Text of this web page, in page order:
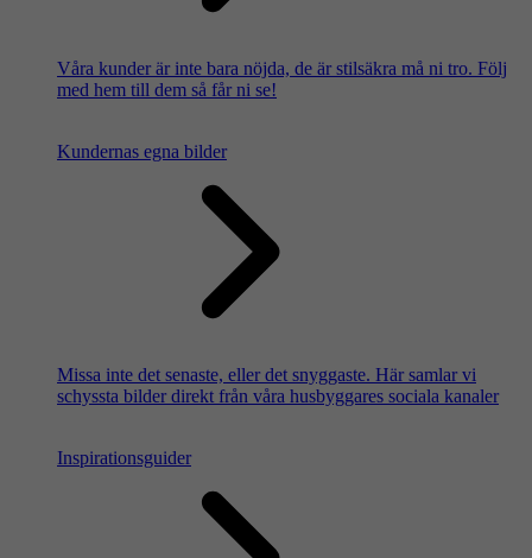
Våra kunder är inte bara nöjda, de är stilsäkra må ni tro. Följ
med hem till dem så får ni se!
Kundernas egna bilder
Missa inte det senaste, eller det snyggaste. Här samlar vi
schyssta bilder direkt från våra husbyggares sociala kanaler
Inspirationsguider